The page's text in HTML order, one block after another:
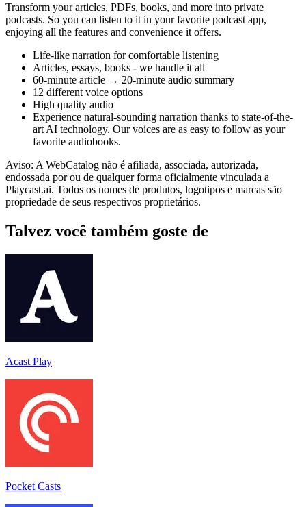
Transform your articles, PDFs, books, and more into private
podcasts. So you can listen to it in your favorite podcast app,
enjoying all the features and convenience it offers.
Life-like narration for comfortable listening
Articles, essays, books - we handle it all
60-minute article → 20-minute audio summary
12 different voice options
High quality audio
Experience natural-sounding narration thanks to state-of-the-
art AI technology. Our voices are as easy to follow as your
favorite audiobooks.
Aviso: A WebCatalog não é afiliada, associada, autorizada,
endossada por ou de qualquer forma oficialmente vinculada a
Playcast.ai. Todos os nomes de produtos, logotipos e marcas são
propriedade de seus respectivos proprietários.
Talvez você também goste de
Acast Play
Pocket Casts